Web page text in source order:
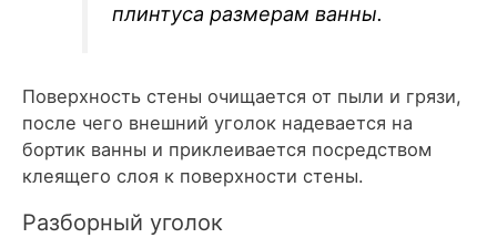
плинтуса размерам ванны.
Поверхность стены очищается от пыли и грязи,
после чего внешний уголок надевается на
бортик ванны и приклеивается посредством
клеящего слоя к поверхности стены.
Разборный уголок